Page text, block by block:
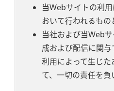
当Webサイトの利
おいて行われるもの
当社および当Web
成および配信に関
利用によって生じ
て、一切の責任を負